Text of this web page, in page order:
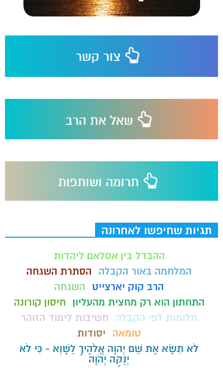
תגיות שחיפשו לאחרונה
ההבדל בין אסלאם ליהדות
המלחמה באור הקבלה
הסתרת השגחה
הרב קוק יארצייט
השגחה
התחתון הוא רק מחצית מהעליון
חיסון קורונה
חלומות לפי הקבלה
חשיבות לימוד הזוהר
טומאה
יסודות
לֹא תִשָּׂא אֶת שֵׁם יְהוָה אֱלֹהֶיךָ לַשָּׁוְא - כִּי לֹא
יְנַקֶּה יְהֹוָה